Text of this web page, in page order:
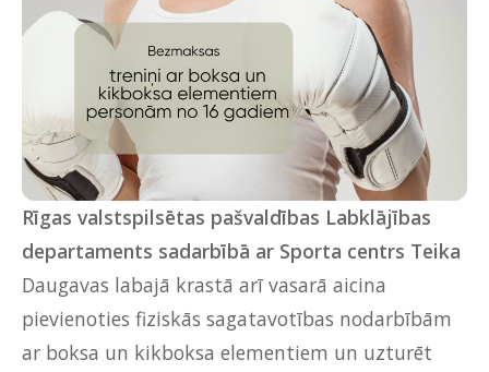
Rīgas valstspilsētas pašvaldības Labklājības
departaments sadarbībā ar Sporta centrs Teika
Daugavas labajā krastā arī vasarā aicina
pievienoties fiziskās sagatavotības nodarbībām
ar boksa un kikboksa elementiem un uzturēt